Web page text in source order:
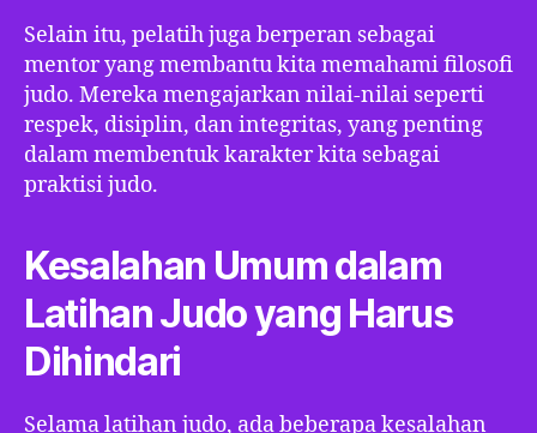
Selain itu, pelatih juga berperan sebagai
mentor yang membantu kita memahami filosofi
judo. Mereka mengajarkan nilai-nilai seperti
respek, disiplin, dan integritas, yang penting
dalam membentuk karakter kita sebagai
praktisi judo.
Kesalahan Umum dalam
Latihan Judo yang Harus
Dihindari
Selama latihan judo, ada beberapa kesalahan